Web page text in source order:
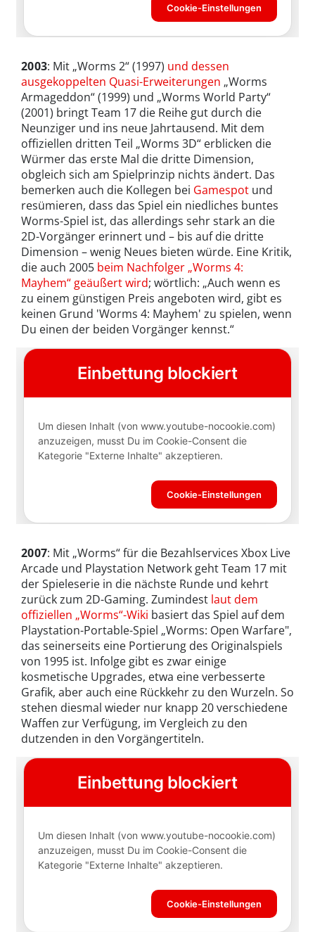
2003: Mit „Worms 2“ (1997) und dessen
ausgekoppelten Quasi-Erweiterungen „Worms
Armageddon“ (1999) und „Worms World Party“
(2001) bringt Team 17 die Reihe gut durch die
Neunziger und ins neue Jahrtausend. Mit dem
offiziellen dritten Teil „Worms 3D“ erblicken die
Würmer das erste Mal die dritte Dimension,
obgleich sich am Spielprinzip nichts ändert. Das
bemerken auch die Kollegen bei Gamespot und
resümieren, dass das Spiel ein niedliches buntes
Worms-Spiel ist, das allerdings sehr stark an die
2D-Vorgänger erinnert und – bis auf die dritte
Dimension – wenig Neues bieten würde. Eine Kritik,
die auch 2005 beim Nachfolger „Worms 4:
Mayhem“ geäußert wird; wörtlich: „Auch wenn es
zu einem günstigen Preis angeboten wird, gibt es
keinen Grund 'Worms 4: Mayhem' zu spielen, wenn
Du einen der beiden Vorgänger kennst.“
2007: Mit „Worms“ für die Bezahlservices Xbox Live
Arcade und Playstation Network geht Team 17 mit
der Spieleserie in die nächste Runde und kehrt
zurück zum 2D-Gaming. Zumindest laut dem
offiziellen „Worms“-Wiki basiert das Spiel auf dem
Playstation-Portable-Spiel „Worms: Open Warfare",
das seinerseits eine Portierung des Originalspiels
von 1995 ist. Infolge gibt es zwar einige
kosmetische Upgrades, etwa eine verbesserte
Grafik, aber auch eine Rückkehr zu den Wurzeln. So
stehen diesmal wieder nur knapp 20 verschiedene
Waffen zur Verfügung, im Vergleich zu den
dutzenden in den Vorgängertiteln.